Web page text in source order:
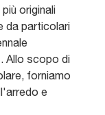
originali
da particolari
Allo scopo di
forniamo
e